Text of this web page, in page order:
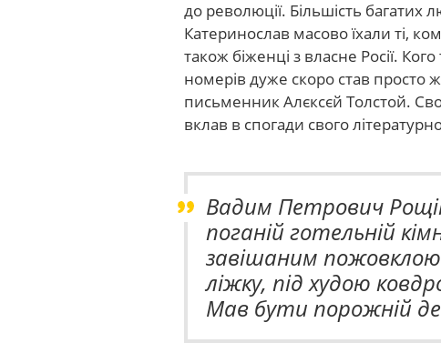
до революції. Більшість багатих
Катеринослав масово їхали ті,
також біженці з власне Росії.
номерів дуже скоро став просто
письменник Алєксєй Толстой.
вклав в спогади свого
Вадим Петрович
поганій готельній
завішаним
ліжку, під худою
Мав бути порожній